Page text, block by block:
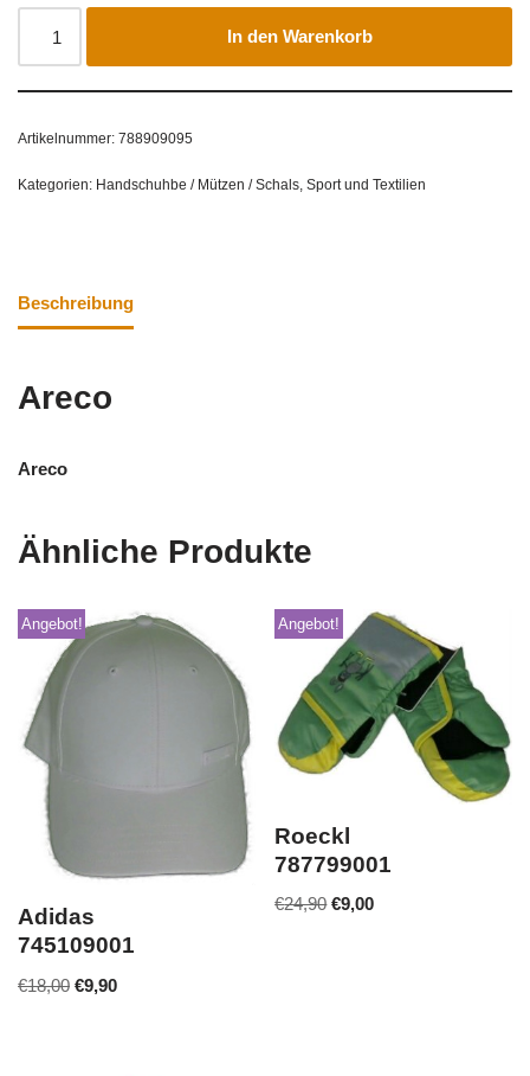
In den Warenkorb
Artikelnummer: 788909095
Kategorien: Handschuhbe / Mützen / Schals, Sport und Textilien
Beschreibung
Areco
Areco
Ähnliche Produkte
Angebot!
Adidas
745109001
€18,00 €9,90
Angebot!
Roeckl
787799001
€24,90 €9,00